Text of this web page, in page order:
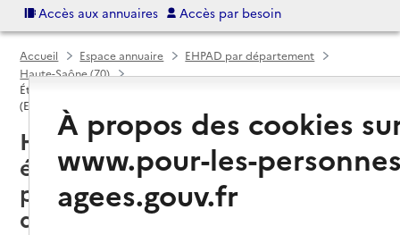
Accès aux annuaires Accès par besoin
Accueil Espace annuaire
EHPAD par département
Haute-Saône (70)
Établissement d'hébergement pour personnes âgées dépendantes
(EHPAD)
Haute-Saône (70) : liste des 29
établissements d'hébergement
pour personnes âgées
dépendantes (EHPAD)
À propos des cookies
www.pour-les-
agees.gouv.fr